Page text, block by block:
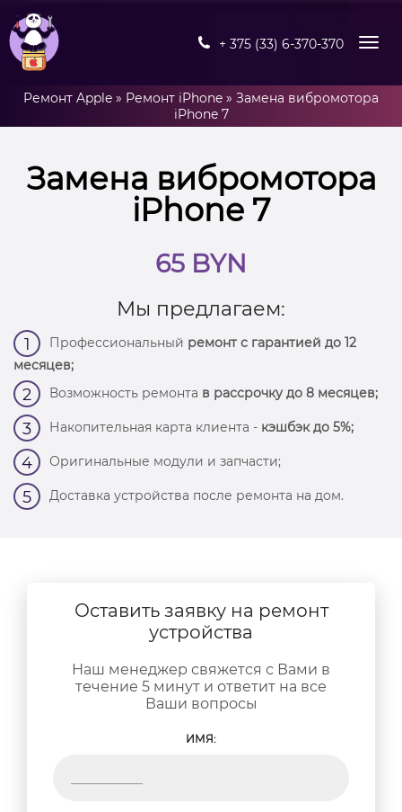
+ 375 (33) 6-370-370
Ремонт Apple » Ремонт iPhone » Замена вибромотора
iPhone 7
Замена вибромотора
iPhone 7
65 BYN
Мы предлагаем:
1 Профессиональный ремонт с гарантией до 12
месяцев;
2 Возможность ремонта в рассрочку до 8 месяцев;
3 Накопительная карта клиента - кэшбэк до 5%;
4 Оригинальные модули и запчасти;
5 Доставка устройства после ремонта на дом.
Оставить заявку на ремонт
устройства
Наш менеджер свяжется с Вами в
течение 5 минут и ответит на все
Ваши вопросы
ИМЯ: